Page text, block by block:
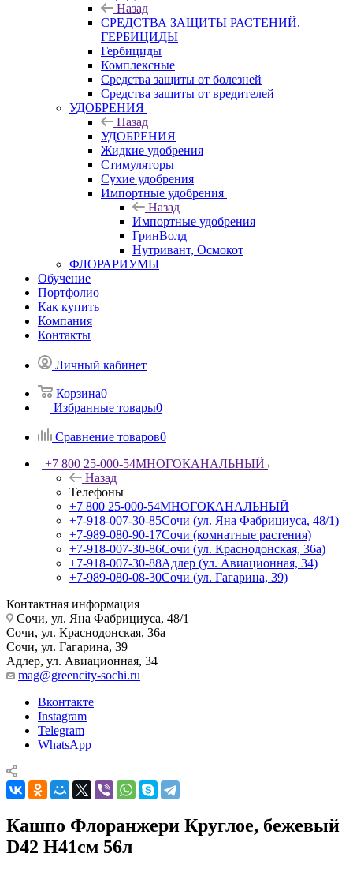
Назад
СРЕДСТВА ЗАЩИТЫ РАСТЕНИЙ.
ГЕРБИЦИДЫ
Гербициды
Комплексные
Средства защиты от болезней
Средства защиты от вредителей
УДОБРЕНИЯ
Назад
УДОБРЕНИЯ
Жидкие удобрения
Стимуляторы
Сухие удобрения
Импортные удобрения
Назад
Импортные удобрения
ГринВолд
Нутривант, Осмокот
ФЛОРАРИУМЫ
Обучение
Портфолио
Как купить
Компания
Контакты
Личный кабинет
Корзина0
Избранные товары0
Сравнение товаров0
+7 800 25-000-54МНОГОКАНАЛЬНЫЙ
Назад
Телефоны
+7 800 25-000-54МНОГОКАНАЛЬНЫЙ
+7-918-007-30-85Сочи (ул. Яна Фабрициуса, 48/1)
+7-989-080-90-17Сочи (комнатные растения)
+7-918-007-30-86Сочи (ул. Краснодонская, 36а)
+7-918-007-30-88Адлер (ул. Авиационная, 34)
+7-989-080-08-30Сочи (ул. Гагарина, 39)
Контактная информация
Сочи, ул. Яна Фабрициуса, 48/1
Сочи, ул. Краснодонская, 36а
Сочи, ул. Гагарина, 39
Адлер, ул. Авиационная, 34
mag@greencity-sochi.ru
Вконтакте
Instagram
Telegram
WhatsApp
Кашпо Флоранжери Круглое, бежевый
D42 H41см 56л